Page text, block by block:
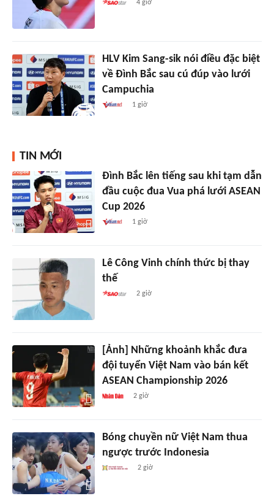
4 giờ
HLV Kim Sang-sik nói điều đặc biệt
về Đình Bắc sau cú đúp vào lưới
Campuchia
1 giờ
TIN MỚI
Đình Bắc lên tiếng sau khi tạm dẫn
đầu cuộc đua Vua phá lưới ASEAN
Cup 2026
1 giờ
Lê Công Vinh chính thức bị thay
thế
2 giờ
[Ảnh] Những khoảnh khắc đưa
đội tuyển Việt Nam vào bán kết
ASEAN Championship 2026
2 giờ
Bóng chuyền nữ Việt Nam thua
ngược trước Indonesia
2 giờ